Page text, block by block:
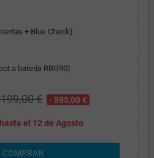
+ Blue Check)
a batería RBG90)
€ - 595,00 €
el 12 de Agosto
COMPRAR